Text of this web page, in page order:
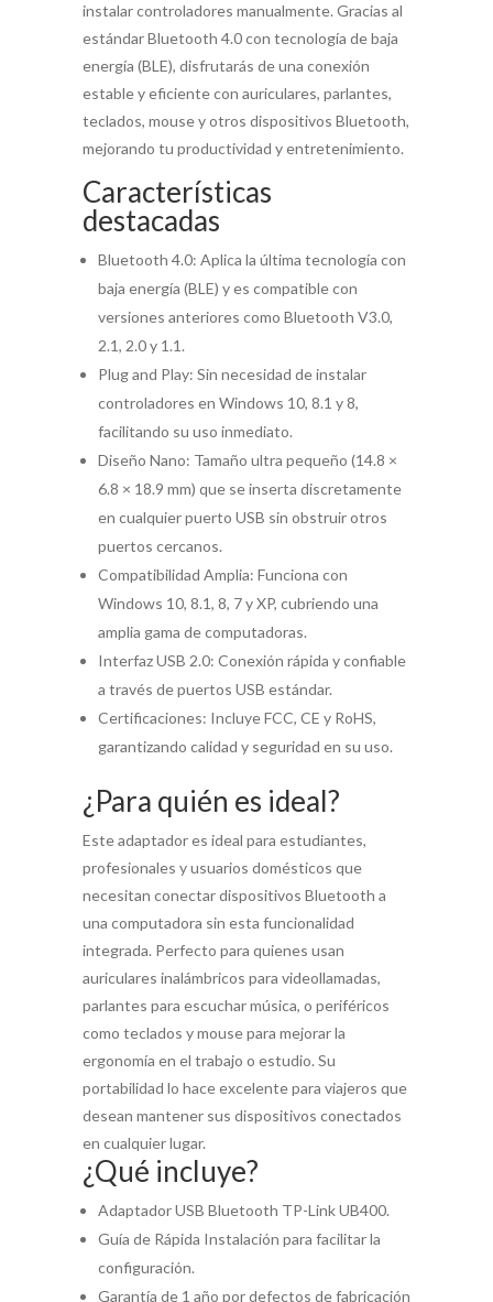
instalar controladores manualmente. Gracias al
estándar Bluetooth 4.0 con tecnología de baja
energía (BLE), disfrutarás de una conexión
estable y eficiente con auriculares, parlantes,
teclados, mouse y otros dispositivos Bluetooth,
mejorando tu productividad y entretenimiento.
Características
destacadas
Bluetooth 4.0: Aplica la última tecnología con
baja energía (BLE) y es compatible con
versiones anteriores como Bluetooth V3.0,
2.1, 2.0 y 1.1.
Plug and Play: Sin necesidad de instalar
controladores en Windows 10, 8.1 y 8,
facilitando su uso inmediato.
Diseño Nano: Tamaño ultra pequeño (14.8 ×
6.8 × 18.9 mm) que se inserta discretamente
en cualquier puerto USB sin obstruir otros
puertos cercanos.
Compatibilidad Amplia: Funciona con
Windows 10, 8.1, 8, 7 y XP, cubriendo una
amplia gama de computadoras.
Interfaz USB 2.0: Conexión rápida y confiable
a través de puertos USB estándar.
Certificaciones: Incluye FCC, CE y RoHS,
garantizando calidad y seguridad en su uso.
¿Para quién es ideal?
Este adaptador es ideal para estudiantes,
profesionales y usuarios domésticos que
necesitan conectar dispositivos Bluetooth a
una computadora sin esta funcionalidad
integrada. Perfecto para quienes usan
auriculares inalámbricos para videollamadas,
parlantes para escuchar música, o periféricos
como teclados y mouse para mejorar la
ergonomía en el trabajo o estudio. Su
portabilidad lo hace excelente para viajeros que
desean mantener sus dispositivos conectados
en cualquier lugar.
¿Qué incluye?
Adaptador USB Bluetooth TP-Link UB400.
Guía de Rápida Instalación para facilitar la
configuración.
Garantía de 1 año por defectos de fabricación